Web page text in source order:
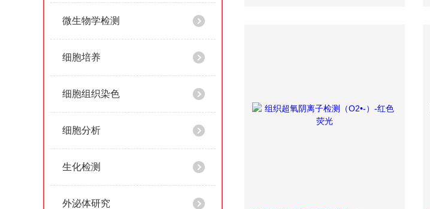
微生物学检测
细胞培养
细胞组织染色
细胞分析
生化检测
外泌体研究